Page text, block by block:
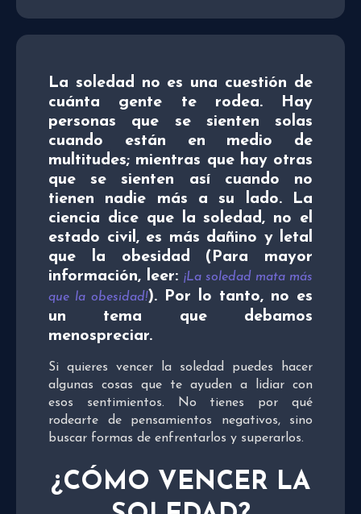
La soledad no es una cuestión de
cuánta gente te rodea. Hay
personas que se sienten solas
cuando están en medio de
multitudes; mientras que hay otras
que se sienten así cuando no
tienen nadie más a su lado. La
ciencia dice que la soledad, no el
estado civil, es más dañino y letal
que la obesidad (Para mayor
información, leer: ¡La soledad mata más
que la obesidad!). Por lo tanto, no es
un tema que debamos
menospreciar.
Si quieres vencer la soledad puedes hacer
algunas cosas que te ayuden a lidiar con
esos sentimientos. No tienes por qué
rodearte de pensamientos negativos, sino
buscar formas de enfrentarlos y superarlos.
¿CÓMO VENCER LA